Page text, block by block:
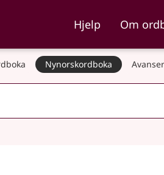
Hjelp Om
Nynorskordboka